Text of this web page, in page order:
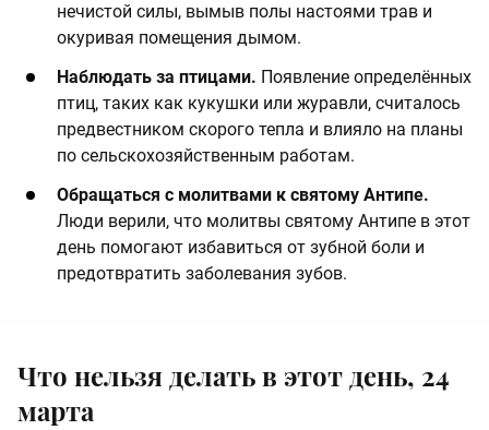
нечистой силы, вымыв полы настоями трав и
окуривая помещения дымом. ​
​Наблюдать за птицами. Появление определённых
птиц, таких как кукушки или журавли, считалось
предвестником скорого тепла и влияло на планы
по сельскохозяйственным работам. ​
​Обращаться с молитвами к святому Антипе.
Люди верили, что молитвы святому Антипе в этот
день помогают избавиться от зубной боли и
предотвратить заболевания зубов.
Что нельзя делать в этот день, 24
марта